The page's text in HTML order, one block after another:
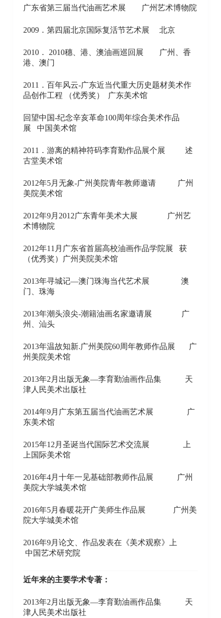
广东省第三届当代油画艺术展 广州艺术博物院
2009．第四届北京国际复活节艺术展 北京
2010． 2010穗、港、澳油画巡回展 广州、香
港、澳门
2011．百年风云-广东近当代重大历史题材美术作
品创作工程 （优秀奖） 广东美术馆
回望中国-纪念辛亥革命100周年综合美术作品
展 中国美术馆
2011．游离的精神符码李育勤作品展个展 述
古堂美术馆
2012年5月无象-广州美院青年教师邀请 广州
美院美术馆
2012年9月2012广东青年美术大展 广州艺
术博物院
2012年11月广东省首届高校油画作品学院展 获
（优秀奖）广州美院美术馆
2013年寻城记—澳门珠海当代艺术展 澳
门、珠海
2013年潮头浪尖-潮籍油画名家邀请展 广
州、汕头
2013年温故知新.广州美院60周年教师作品展 广
州美院美术馆
2013年2月出版无象—李育勤油画作品集 天
津人民美术出版社
2014年9月广东第五届当代油画艺术展 广
东美术馆
2015年12月圣诞当代国际艺术交流展 上
上国际美术馆
2016年4月十年一见基础部教师作品展 广州
美院大学城美术馆
2016年5月春暖花开广美师生作品展 广州美
院大学城美术馆
2016年9月论文、作品发表在《美术观察》上
中国艺术研究院
近年来的主要学术专著：
2013年2月出版无象—李育勤油画作品集 天
津人民美术出版社